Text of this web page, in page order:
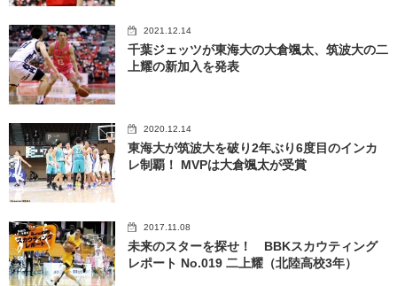
2021.12.14
千葉ジェッツが東海大の大倉颯太、筑波大の二
上耀の新加入を発表
2020.12.14
東海大が筑波大を破り2年ぶり6度目のインカ
レ制覇！ MVPは大倉颯太が受賞
2017.11.08
未来のスターを探せ！ BBKスカウティング
レポート No.019 二上耀（北陸高校3年）